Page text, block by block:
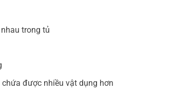
trong tủ
được nhiều vật dụng hơn